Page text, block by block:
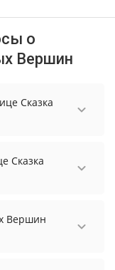
о
Вершин
Сказка
выберите
Сказка
Вершин